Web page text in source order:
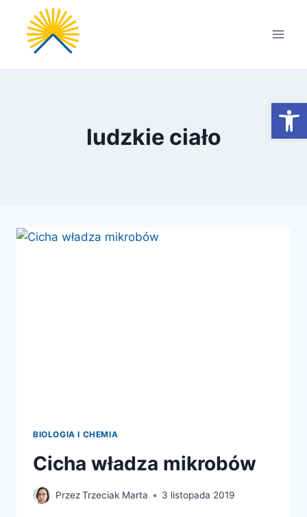
Przejdź
treści
ludzkie ciało
BIOLOGIA I CHEMIA
Cicha władza mikrobów
PrzezTrzeciak Marta 3 listopada 2019